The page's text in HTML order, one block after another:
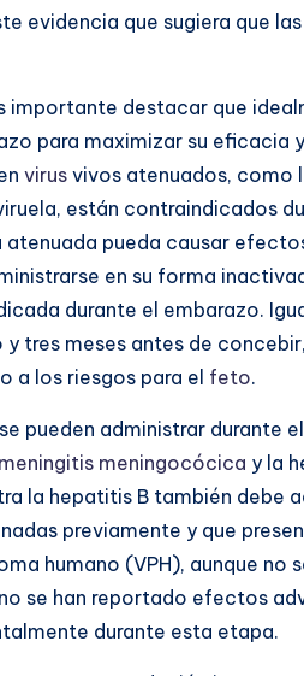
evidencia que sugiera que
importante destacar que
para maximizar su eficacia
virus vivos atenuados, como
están contraindicados
atenuada pueda causar
en su forma
durante el embarazo.
tres meses antes de
a los riesgos para el feto.
pueden administrar durante
meningitis meningocócica y la
la hepatitis B también debe
previamente y que
humano (VPH), aunque no
se han reportado efectos
durante esta etapa.